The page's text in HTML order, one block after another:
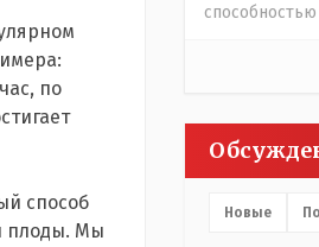
по
способ
плоды. Мы
Новые